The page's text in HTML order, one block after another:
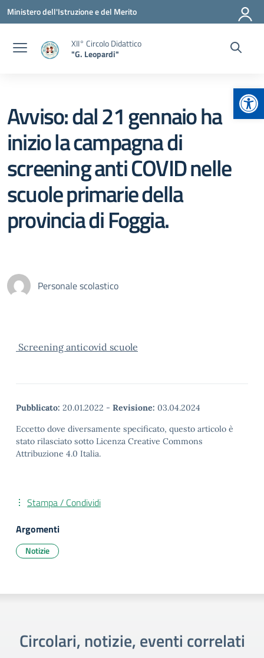
Vai ai contenuti
Vai al menu di navigazione
Vai al footer
Ministero dell'Istruzione e del Merito
XII° Circolo Didattico
"G. Leopardi"
Avviso: dal 21 gennaio ha
inizio la campagna di
screening anti COVID nelle
scuole primarie della
provincia di Foggia.
Personale scolastico
Screening anticovid scuole
Pubblicato: 20.01.2022 - Revisione: 03.04.2024
Eccetto dove diversamente specificato, questo articolo è
stato rilasciato sotto Licenza Creative Commons
Attribuzione 4.0 Italia.
Stampa / Condividi
Argomenti
Notizie
Circolari, notizie, eventi correlati